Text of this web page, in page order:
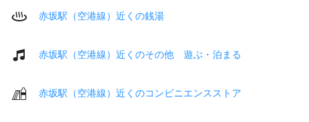
赤坂駅（空港線）近くの銭湯
赤坂駅（空港線）近くのその他 遊ぶ・泊まる
赤坂駅（空港線）近くのコンビニエンスストア